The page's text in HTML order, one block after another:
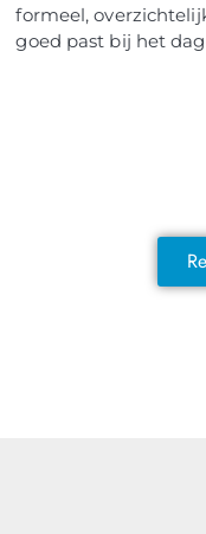
formeel,
goed past bij het